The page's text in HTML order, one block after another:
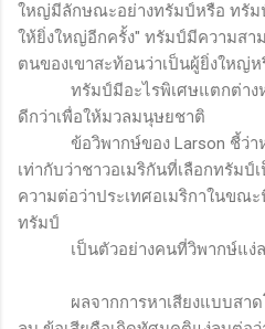
ใหญ่มีลักษณะอย่างทรัมป์หรือ ทรัม
ให้ยิ่งใหญ่อีกครั้ง" ทรัมป์มีความสา
ตนของเขาสะท้อนว่าเป็นผู้ยิ่งใหญ่
ทรัมป์มีอะไรพิเศษแตกต่าง
ดีกว่าเพื่อให้มวลมนุษยชาติ
ข้อวิพากษ์ของ Larson ชี้ว่า
เท่ากับว่าชาวอเมริกันที่เลือกทรัม
ความต่อว่าประเทศอเมริกาในขณ
ทรัมป์
เป็นตัวอย่างคนที่วิพากษ์แ
ผลจากการหาเสียงแบบสาดโ